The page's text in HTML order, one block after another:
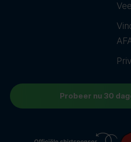
Probeer nu 30